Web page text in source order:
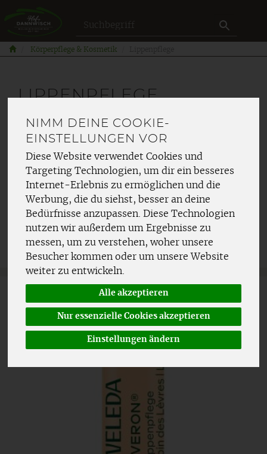
NIMM DEINE COOKIE-
EINSTELLUNGEN VOR
Diese Website verwendet Cookies und
Targeting Technologien, um dir ein besseres
Internet-Erlebnis zu ermöglichen und die
Werbung, die du siehst, besser an deine
Bedürfnisse anzupassen. Diese Technologien
nutzen wir außerdem um Ergebnisse zu
messen, um zu verstehen, woher unsere
Besucher kommen oder um unsere Website
weiter zu entwickeln.
Alle akzeptieren
Nur essenzielle Cookies akzeptieren
Einstellungen ändern
Körperpflege & Kosmetik
LIPPENPFLEGE
Hersteller Ernährung
Allergene